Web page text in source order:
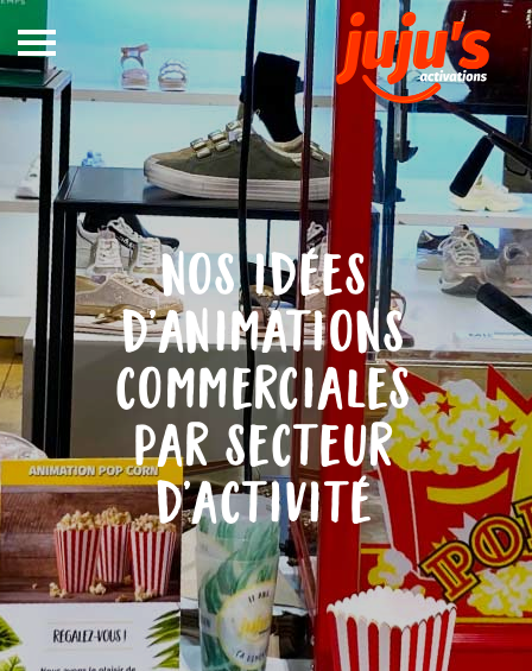
Notre
métier
In Store
Out Store
Références
Blog
DEVIS
CONTACT
nos idées
d’animations
commerciales
par secteur
d’activité